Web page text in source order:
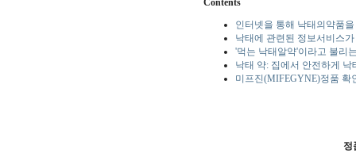
Contents
인터넷을 통해 낙태의약품
낙태에 관련된 정보서비스
'먹는 낙태알약'이라고 불리
낙태 약: 집에서 안전하게 낙
미프진(MIFEGYNE)정품 확
정